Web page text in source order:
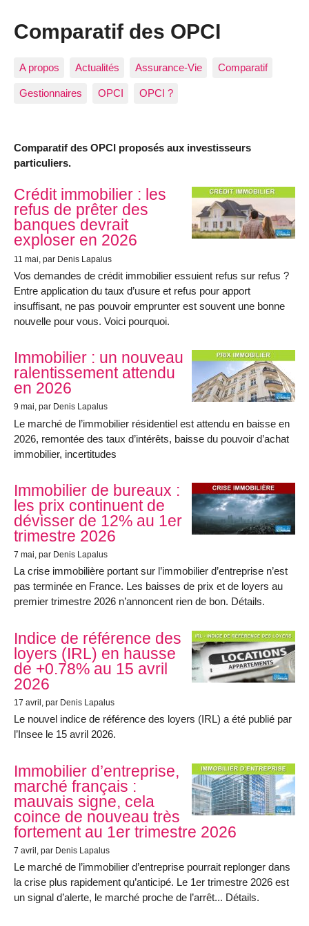
Comparatif des OPCI
A propos Actualités Assurance-Vie Comparatif
Gestionnaires OPCI OPCI ?
Comparatif des OPCI proposés aux investisseurs
particuliers.
Articles les plus récents
Crédit immobilier : les
refus de prêter des
banques devrait
exploser en 2026
11 mai , par Denis Lapalus
Vos demandes de crédit immobilier essuient refus sur refus ?
Entre application du taux d’usure et refus pour apport
insuffisant, ne pas pouvoir emprunter est souvent une bonne
nouvelle pour vous. Voici pourquoi.
Immobilier : un nouveau
ralentissement attendu
en 2026
9 mai, par Denis Lapalus
Le marché de l’immobilier résidentiel est attendu en baisse en
2026, remontée des taux d’intérêts, baisse du pouvoir d’achat
immobilier, incertitudes
Immobilier de bureaux :
les prix continuent de
dévisser de 12% au 1er
trimestre 2026
7 mai, par Denis Lapalus
La crise immobilière portant sur l’immobilier d’entreprise n’est
pas terminée en France. Les baisses de prix et de loyers au
premier trimestre 2026 n’annoncent rien de bon. Détails.
Indice de référence des
loyers (IRL) en hausse
de +0.78% au 15 avril
2026
17 avril , par Denis Lapalus
Le nouvel indice de référence des loyers (IRL) a été publié par
l’Insee le 15 avril 2026.
Immobilier d’entreprise,
marché français :
mauvais signe, cela
coince de nouveau très
fortement au 1er trimestre 2026
7 avril , par Denis Lapalus
Le marché de l’immobilier d’entreprise pourrait replonger dans
la crise plus rapidement qu’anticipé. Le 1er trimestre 2026 est
un signal d’alerte, le marché proche de l’arrêt... Détails.